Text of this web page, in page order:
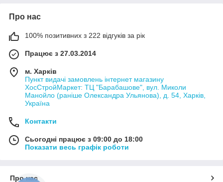
Про нас
100% позитивних з 222 відгуків за рік
Працює з 27.03.2014
м. Харків
Пункт видачі замовлень інтернет магазину
ХосСтройМаркет: ТЦ "Барабашове", вул. Миколи
Манойло (раніше Олександра Ульянова), д. 54, Харків,
Україна
Контакти
Сьогодні працює з 09:00 до 18:00
Показати весь графік роботи
Про нас